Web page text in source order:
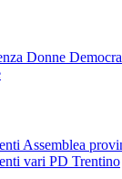
Donne
Assemblea
vari PD Trentino